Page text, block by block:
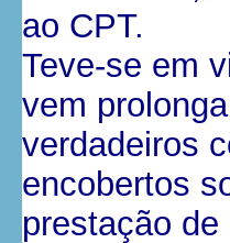
ao CPT.
Teve-se em
vem
verdadeiros
encobertos
prestação